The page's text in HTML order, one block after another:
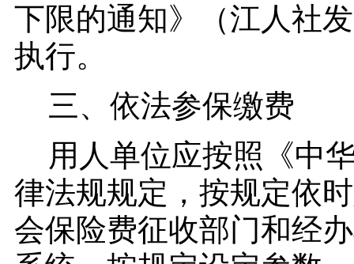
下限的通知》（江人社
执行。
三、依法参保缴费
用人单位应按照《中
律法规规定，按规定依
会保险费征收部门和经